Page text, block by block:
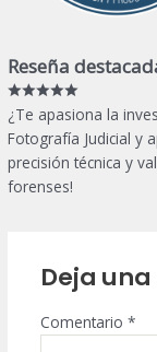
Reseña
¿Te apasiona la
Fotografía Judicial y
precisión técnica y
forenses!
Deja
Comentario *